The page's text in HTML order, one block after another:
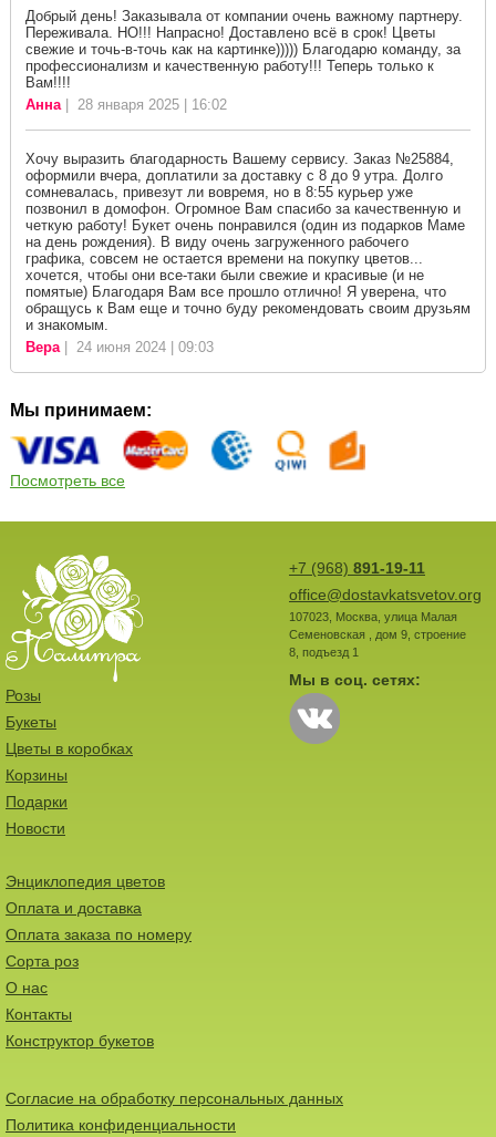
Добрый день! Заказывала от компании очень важному партнеру.
Переживала. НО!!! Напрасно! Доставлено всё в срок! Цветы
свежие и точь-в-точь как на картинке))))) Благодарю команду, за
профессионализм и качественную работу!!! Теперь только к
Вам!!!!
Анна| 28 января 2025 | 16:02
Хочу выразить благодарность Вашему сервису. Заказ №25884,
оформили вчера, доплатили за доставку с 8 до 9 утра. Долго
сомневалась, привезут ли вовремя, но в 8:55 курьер уже
позвонил в домофон. Огромное Вам спасибо за качественную и
четкую работу! Букет очень понравился (один из подарков Маме
на день рождения). В виду очень загруженного рабочего
графика, совсем не остается времени на покупку цветов...
хочется, чтобы они все-таки были свежие и красивые (и не
помятые) Благодаря Вам все прошло отлично! Я уверена, что
обращусь к Вам еще и точно буду рекомендовать своим друзьям
и знакомым.
Вера| 24 июня 2024 | 09:03
Мы принимаем:
Посмотреть все
+7 (968) 891-19-11
office@dostavkatsvetov.org
107023, Москва, улица Малая
Семеновская , дом 9, строение
8, подъезд 1
Мы в соц. сетях:
Розы
Букеты
Цветы в коробках
Корзины
Подарки
Новости
Энциклопедия цветов
Оплата и доставка
Оплата заказа по номеру
Сорта роз
О нас
Контакты
Конструктор букетов
Согласие на обработку персональных данных
Политика конфиденциальности